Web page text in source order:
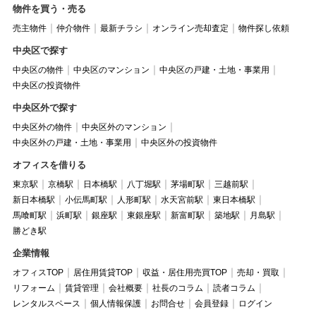
物件を買う・売る
売主物件 仲介物件 最新チラシ オンライン売却査定 物件探し依頼
中央区で探す
中央区の物件 中央区のマンション
中央区の戸建・土地・事業用
中央区の投資物件
中央区外で探す
中央区外の物件
中央区外のマンション
中央区外の戸建・土地・事業用
中央区外の投資物件
オフィスを借りる
東京駅 京橋駅 日本橋駅 八丁堀駅 茅場町駅
三越前駅
新日本橋駅
小伝馬町駅 人形町駅 水天宮前駅
東日本橋駅
馬喰町駅
浜町駅 銀座駅 東銀座駅 新富町駅 築地駅
月島駅
勝どき駅
企業情報
オフィスTOP 居住用賃貸TOP 収益・居住用売買TOP
売却・買取
リフォーム
賃貸管理 会社概要 社長のコラム
読者コラム
レンタルスペース
個人情報保護 お問合せ 会員登録 ログイン